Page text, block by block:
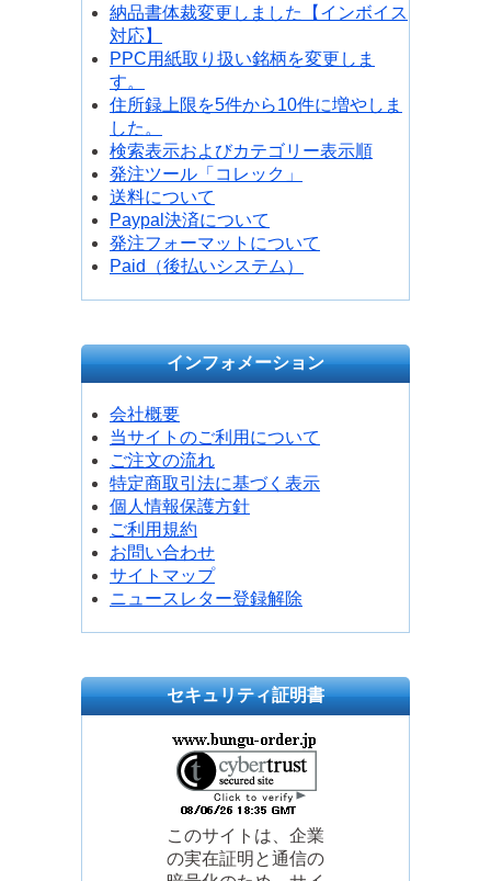
納品書体裁変更しました【インボイス
対応】
PPC用紙取り扱い銘柄を変更しま
す。
住所録上限を5件から10件に増やしま
した。
検索表示およびカテゴリー表示順
発注ツール「コレック」
送料について
Paypal決済について
発注フォーマットについて
Paid（後払いシステム）
インフォメーション
会社概要
当サイトのご利用について
ご注文の流れ
特定商取引法に基づく表示
個人情報保護方針
ご利用規約
お問い合わせ
サイトマップ
ニュースレター登録解除
セキュリティ証明書
このサイトは、企業
の実在証明と通信の